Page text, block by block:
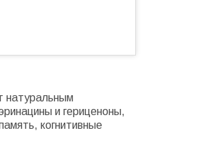
натуральным
и гериценоны,
когнитивные